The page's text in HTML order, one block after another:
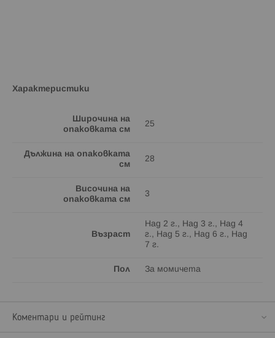
Характеристики
Широчина на
опаковката см
25
Дължина на опаковката
см
28
Височина на
опаковката см
3
Възраст
Над 2 г., Над 3 г., Над 4
г., Над 5 г., Над 6 г., Над
7 г.
Пол За момичета
Коментари и рейтинг